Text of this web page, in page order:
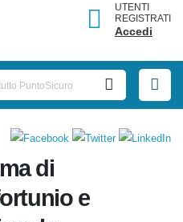
UTENTI
REGISTRATI
Accedi
di
e